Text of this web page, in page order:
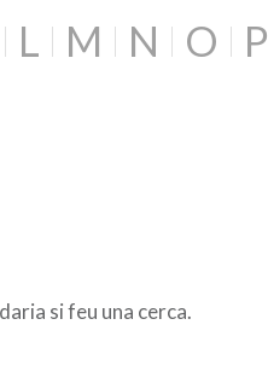
L M N O P
si feu una cerca.